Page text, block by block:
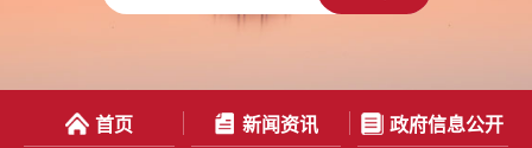
首页 新闻资讯 政府信息公开